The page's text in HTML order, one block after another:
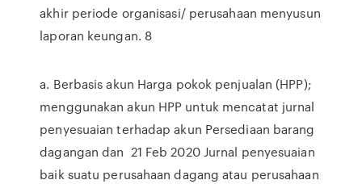
akhir periode organisasi/ perusahaan menyusun
laporan keungan. 8
a. Berbasis akun Harga pokok penjualan (HPP);
menggunakan akun HPP untuk mencatat jurnal
penyesuaian terhadap akun Persediaan barang
dagangan dan 21 Feb 2020 Jurnal penyesuaian
baik suatu perusahaan dagang atau perusahaan